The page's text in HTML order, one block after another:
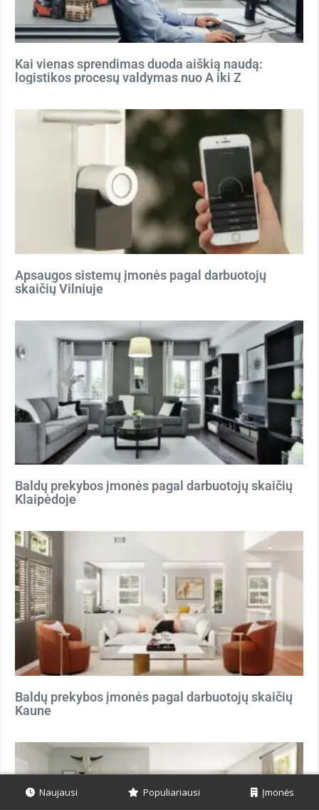
Kai vienas sprendimas duoda aiškią naudą:
logistikos procesų valdymas nuo A iki Z
Apsaugos sistemų įmonės pagal darbuotojų
skaičių Vilniuje
Baldų prekybos įmonės pagal darbuotojų skaičių
Klaipėdoje
Baldų prekybos įmonės pagal darbuotojų skaičių
Kaune
Naujausi Populiariausi Įmonės